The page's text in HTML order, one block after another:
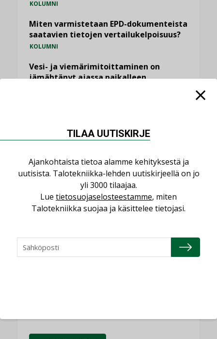
KOLUMNI
Miten varmistetaan EPD-dokumenteista
saatavien tietojen vertailukelpoisuus?
KOLUMNI
Vesi- ja viemärimitoittaminen on
jämähtänyt ajassa paikalleen
NIMITYKSET
Consti
Refair
NIMITYKSET
TILAA UUTISKIRJE
Ajankohtaista tietoa alamme kehityksestä ja
uutisista. Talotekniikka-lehden uutiskirjeellä on jo
yli 3000 tilaajaa.
Lue tietosuojaselosteestamme, miten
Talotekniikka suojaa ja käsittelee tietojasi.